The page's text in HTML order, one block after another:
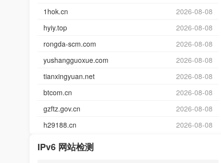
1hok.cn
2026-08-08
hyiy.top
2026-08-08
rongda-scm.com
2026-08-08
yushangguoxue.com
2026-08-08
tianxingyuan.net
2026-08-08
btcom.cn
2026-08-08
gzftz.gov.cn
2026-08-08
h29188.cn
2026-08-08
IPv6 网站检测